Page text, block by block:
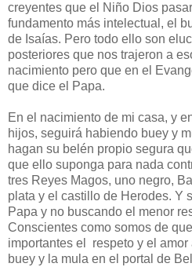
creyentes que el Niño Dios
fundamento más intelectual, el
de Isaías. Pero todo ello son
posteriores que nos trajeron a
nacimiento pero que en el
que dice el Papa.
En el nacimiento de mi casa, y
hijos, seguirá habiendo buey y
hagan su belén propio segura
que ello suponga para nada
tres Reyes Magos, uno negro,
plata y el castillo de Herodes. Y
Papa y no buscando el menor
Conscientes como somos de
importantes el respeto y el amor
buey y la mula en el portal de